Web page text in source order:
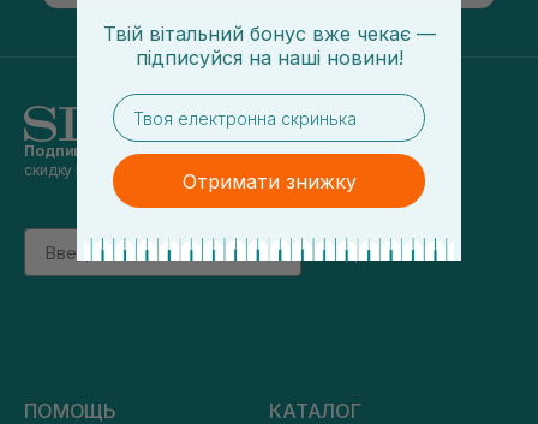
Подпишись на наши новостии получай
скидку 5% на первый заказ
Email
підписатись
ПОМОЩЬ КАТАЛОГ
Твій вітальний бонус вже чекає —
підписуйся на наші новини!
email
Отримати знижку